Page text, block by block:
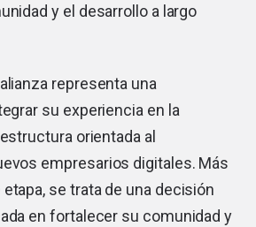
y el desarrollo a largo
representa una
su experiencia en la
orientada al
empresarios digitales. Más
se trata de una decisión
en fortalecer su comunidad y